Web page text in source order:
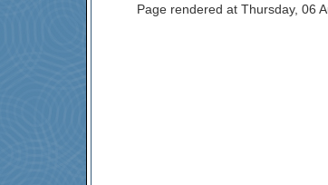
Page rendered at Thursday, 06